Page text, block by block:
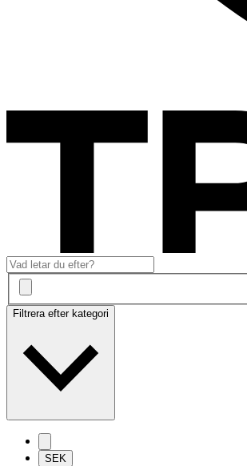
Filtrera efter kategori
SEK